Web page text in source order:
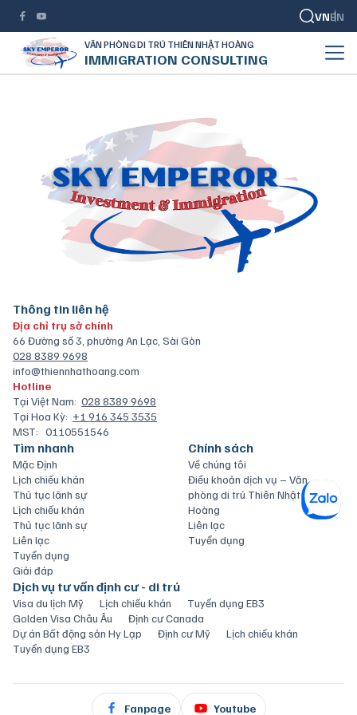
VNEN
VĂN PHÒNG DI TRÚ THIÊN NHẬT HOÀNG
IMMIGRATION CONSULTING
Thông tin liên hệ
Địa chỉ trụ sở chính
66 Đường số 3, phường An Lạc, Sài Gòn
028 8389 9698
info@thiennhathoang.com
Hotline
Tại Việt Nam: 028 8389 9698
Tại Hoa Kỳ: +1 916 345 3535
MST: 0110551546
Tìm nhanh
Mặc Định
Lịch chiếu khán
Thủ tục lãnh sự
Lịch chiếu khán
Thủ tục lãnh sự
Liên lạc
Tuyển dụng
Giải đáp
Chính sách
Về chúng tôi
Điều khoản dịch vụ – Văn
phòng di trú Thiên Nhật
Hoàng
Liên lạc
Tuyển dụng
Dịch vụ tư vấn định cư - di trú
Visa du lịch Mỹ Lịch chiếu khán
Tuyển dụng EB3
Golden Visa Châu Âu
Định cư Canada
Dự án Bất động sản Hy Lạp
Định cư Mỹ
Lịch chiếu khán
Tuyển dụng EB3
Fanpage Youtube